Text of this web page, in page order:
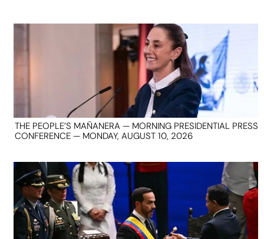
THE PEOPLE’S MAÑANERA — MORNING PRESIDENTIAL PRESS
CONFERENCE — MONDAY, AUGUST 10, 2026